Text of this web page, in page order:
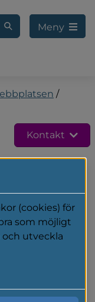
Meny
/
Kontakt
lagen
service,
och
oss.
(cookies) för
som möjligt
utveckla